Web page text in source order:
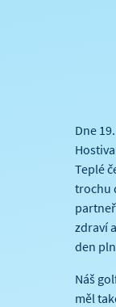
Dne
Teplé
trochu
zdraví
den
Náš
měl